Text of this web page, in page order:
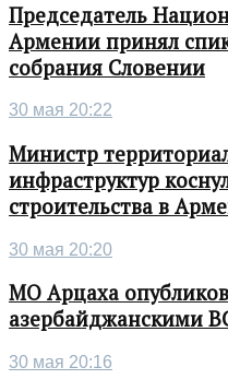
Председатель
Армении принял
собрания Словении
30 мая 20:22
Министр
инфраструктур
строительства в
30 мая 20:20
МО Арцаха
азербайджанскими
30 мая 20:16